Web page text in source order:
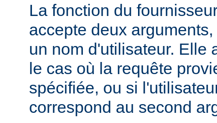
La fonction du
accepte deux
un nom d'utilisateur. Elle
le cas où la requête
spécifiée, ou si
correspond au second